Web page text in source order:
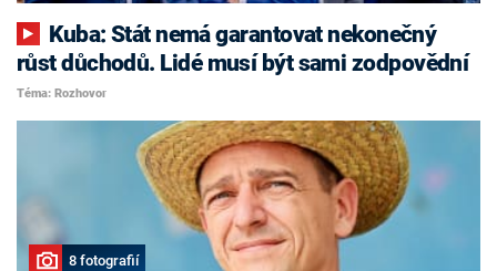
růst důchodů. Lidé musí být sami zodpovědní
Téma: Rozhovor
8 fotografií